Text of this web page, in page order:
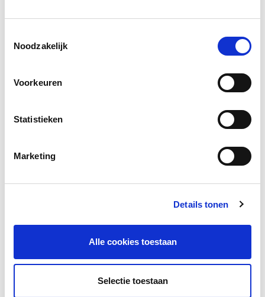
Noodzakelijk
Voorkeuren
Statistieken
Marketing
Details tonen
Alle cookies toestaan
Selectie toestaan
Social media
Andere bezoekers bekeken ook
Gerelateerd lesmateriaal